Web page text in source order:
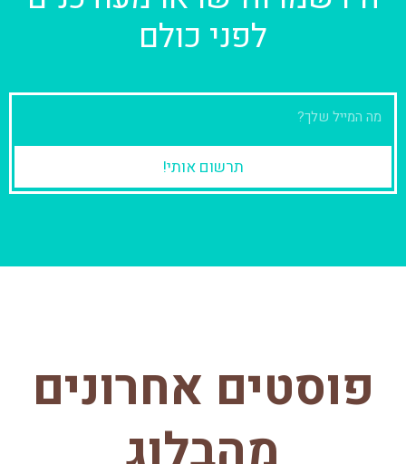
לפני כולם
י
תרשום אותי!
פוסטים אחרונים